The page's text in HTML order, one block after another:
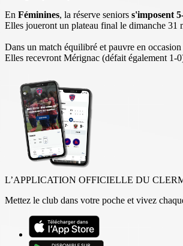
En Féminines, la réserve seniors s'imposent
Elles joueront un plateau final le dimanche 31
Dans un match équilibré et pauvre en
Elles recevront Mérignac (défait également 1-
L’APPLICATION OFFICIELLE DU
Mettez le club dans votre poche et vivez